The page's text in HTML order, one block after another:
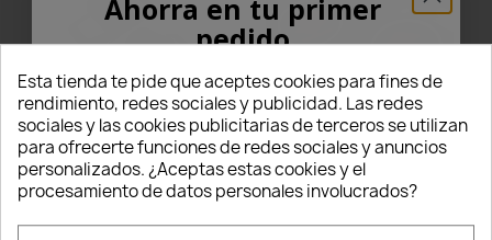
Luces de posición laterales
LED de cristal para Porsche
Logotipo del alféizar de
Suzuki
Esta tienda te pide que aceptes cookies para fines de
rendimiento, redes sociales y publicidad. Las redes
sociales y las cookies publicitarias de terceros se utilizan
para ofrecerte funciones de redes sociales y anuncios
personalizados. ¿Aceptas estas cookies y el
procesamiento de datos personales involucrados?
Ahorra en tu primer
pedido
¡5% PARA TI!
Introduce tu correo electrónico aquí abajo
para recibir un5% DE DESCUENTOen tu
primer pedido.
Nome